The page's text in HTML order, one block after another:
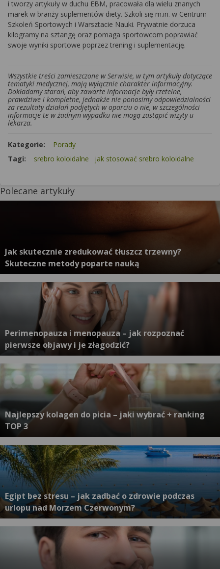
i tworzy artykuły w duchu EBM, pracowała dla wielu znanych
marek w branży suplementów diety. Szkoli się m.in. w Centrum
Szkoleń Sportowych i Warsztacie Nauki. Prywatnie dorzuca
kilogramy na sztangę oraz pomaga sportowcom poprawiać
swoje wyniki sportowe poprzez trening i suplementację.
Wszystkie treści zamieszczone w Serwisie, w tym artykuły dotyczące
tematyki medycznej, mają wyłącznie charakter informacyjny.
Dokładamy starań, aby zawarte informacje były rzetelne,
prawdziwe i kompletne, jednakże nie ponosimy odpowiedzialności
za rezultaty działań podjętych w oparciu o nie, w szczególności
informacje te w żadnym wypadku nie mogą zastąpić wizyty u
lekarza.
Kategorie:
Porady
Tagi:
srebro koloidalne jak stosować srebro koloidalne
Polecane artykuły
Jak skutecznie zredukować tłuszcz trzewny?
Skuteczne metody poparte nauką
Perimenopauza i menopauza – jak rozpoznać
pierwsze objawy i je złagodzić?
Najlepszy kolagen do picia – jaki wybrać + ranking
TOP 3
Egipt bez stresu – jak zadbać o zdrowie podczas
urlopu nad Morzem Czerwonym?